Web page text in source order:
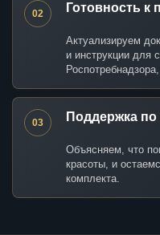
02 Готовность к
Актуализируем
и инструкции для
03 Поддержка по
Объясняем, что
красоты, и
комплекта.